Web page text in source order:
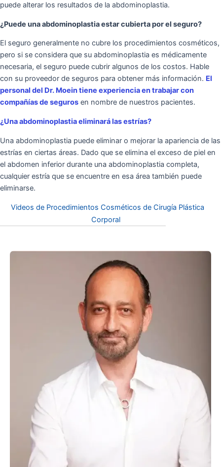
puede alterar los resultados de la abdominoplastia.
¿Puede una abdominoplastia estar cubierta por el seguro?
El seguro generalmente no cubre los procedimientos cosméticos,
pero si se considera que su abdominoplastia es médicamente
necesaria, el seguro puede cubrir algunos de los costos. Hable
con su proveedor de seguros para obtener más información. El
personal del Dr. Moein tiene experiencia en trabajar con
compañías de seguros en nombre de nuestros pacientes.
¿Una abdominoplastia eliminará las estrías?
Una abdominoplastia puede eliminar o mejorar la apariencia de las
estrías en ciertas áreas. Dado que se elimina el exceso de piel en
el abdomen inferior durante una abdominoplastia completa,
cualquier estría que se encuentre en esa área también puede
eliminarse.
Videos de Procedimientos Cosméticos de Cirugía Plástica
Corporal